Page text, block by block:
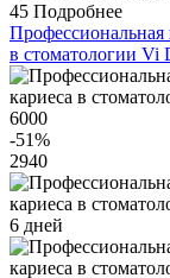
45 Подробнее
Профессиональная
в стоматологии Vi
6000
-51%
2940
6 дней